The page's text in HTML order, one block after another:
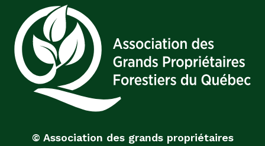
© Association des grands propriétaires